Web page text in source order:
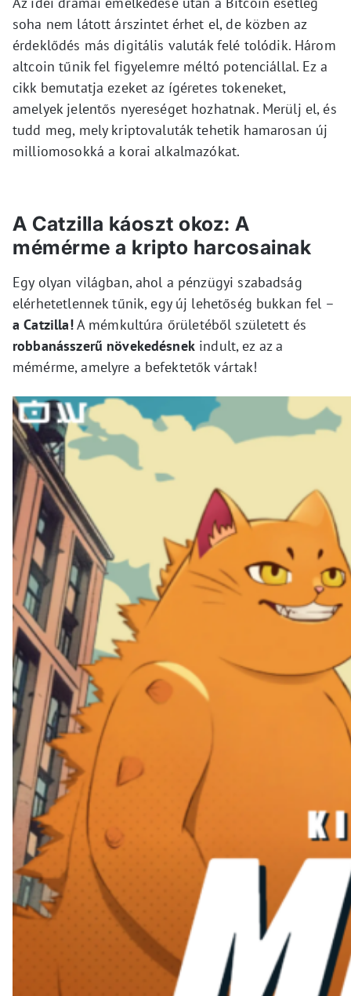
soha nem látott árszintet érhet el, de közben az
érdeklődés más digitális valuták felé tolódik. Három
altcoin tűnik fel figyelemre méltó potenciállal. Ez a
cikk bemutatja ezeket az ígéretes tokeneket,
amelyek jelentős nyereséget hozhatnak. Merülj el, és
tudd meg, mely kriptovaluták tehetik hamarosan új
milliomosokká a korai alkalmazókat.
A Catzilla káoszt okoz: A
mémérme a kripto harcosainak
Egy olyan világban, ahol a pénzügyi szabadság
elérhetetlennek tűnik, egy új lehetőség bukkan fel –
a Catzilla!A mémkultúra őrületéből született és
robbanásszerű növekedésnekindult, ez az a
mémérme, amelyre a befektetők vártak!